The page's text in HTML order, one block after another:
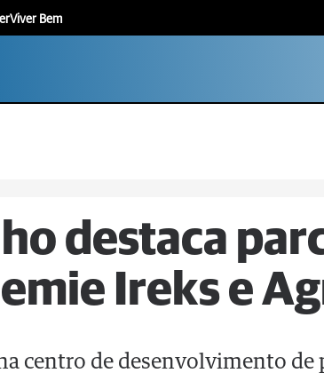
Viver Bem
destaca
Ireks e
centro de desenvolvimento